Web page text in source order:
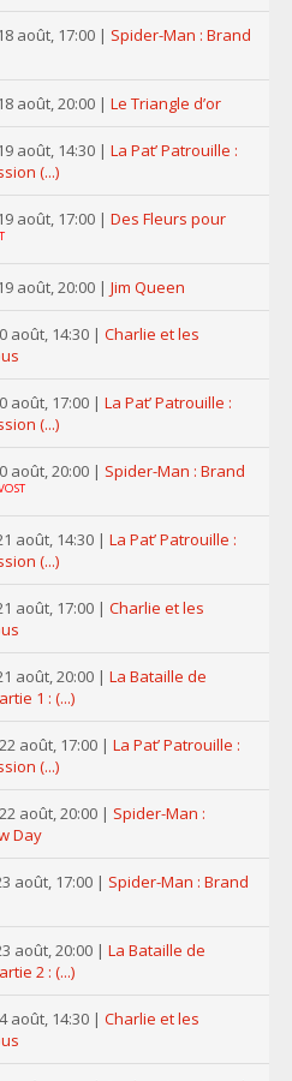
août, 17:00 | Spider-Man : Brand
août, 20:00 | Le Triangle d’or
août, 14:30 | La Pat’ Patrouille :
(...)
août, 17:00 | Des Fleurs pour
août, 20:00 | Jim Queen
août, 14:30 | Charlie et les
août, 17:00 | La Pat’ Patrouille :
(...)
août, 20:00 | Spider-Man : Brand
août, 14:30 | La Pat’ Patrouille :
(...)
août, 17:00 | Charlie et les
août, 20:00 | La Bataille de
1 : (...)
août, 17:00 | La Pat’ Patrouille :
(...)
août, 20:00 | Spider-Man :
Day
août, 17:00 | Spider-Man : Brand
août, 20:00 | La Bataille de
2 : (...)
août, 14:30 | Charlie et les